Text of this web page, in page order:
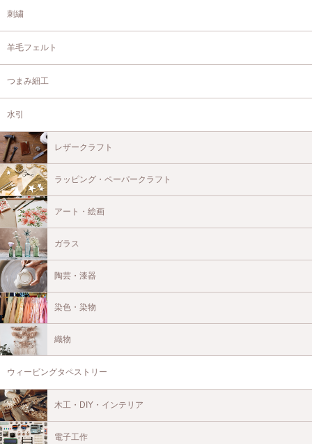
刺繍
羊毛フェルト
つまみ細工
水引
レザークラフト
ラッピング・ペーパークラフト
アート・絵画
ガラス
陶芸・漆器
染色・染物
織物
ウィービングタペストリー
木工・DIY・インテリア
電子工作